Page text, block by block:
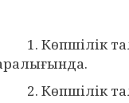
1. Көпшілік
2. Көпшілік